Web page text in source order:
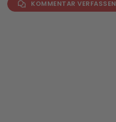
KOMMENTAR VERFASSEN